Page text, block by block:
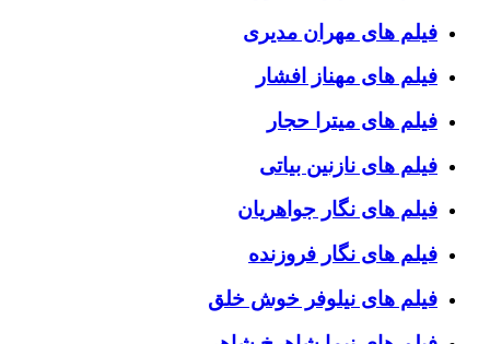
فیلم های مهران مدیری
فیلم های مهناز افشار
فیلم های میترا حجار
فیلم های نازنین بیاتی
فیلم های نگار جواهریان
فیلم های نگار فروزنده
فیلم های نیلوفر خوش خلق